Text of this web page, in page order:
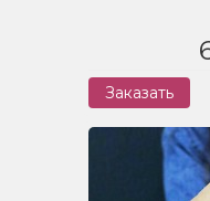
Заказать